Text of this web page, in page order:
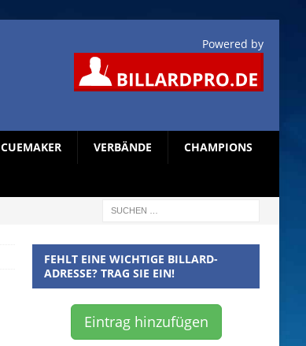
Powered by
CUEMAKER VERBÄNDE CHAMPIONS
FEHLT EINE WICHTIGE BILLARD-
ADRESSE? TRAG SIE EIN!
Eintrag hinzufügen